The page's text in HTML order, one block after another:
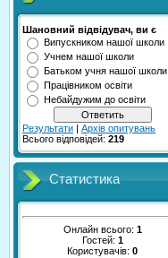
Шановний відвідувач, ви є
Випускником нашої школи
Учнем нашої школи
Батьком учня нашої школи
Працівником освіти
Небайдужим до освіти
Результати | Архів опитувань
Всього відповідей: 219
Статистика
Онлайн всього: 1
Гостей: 1
Користувачів:0